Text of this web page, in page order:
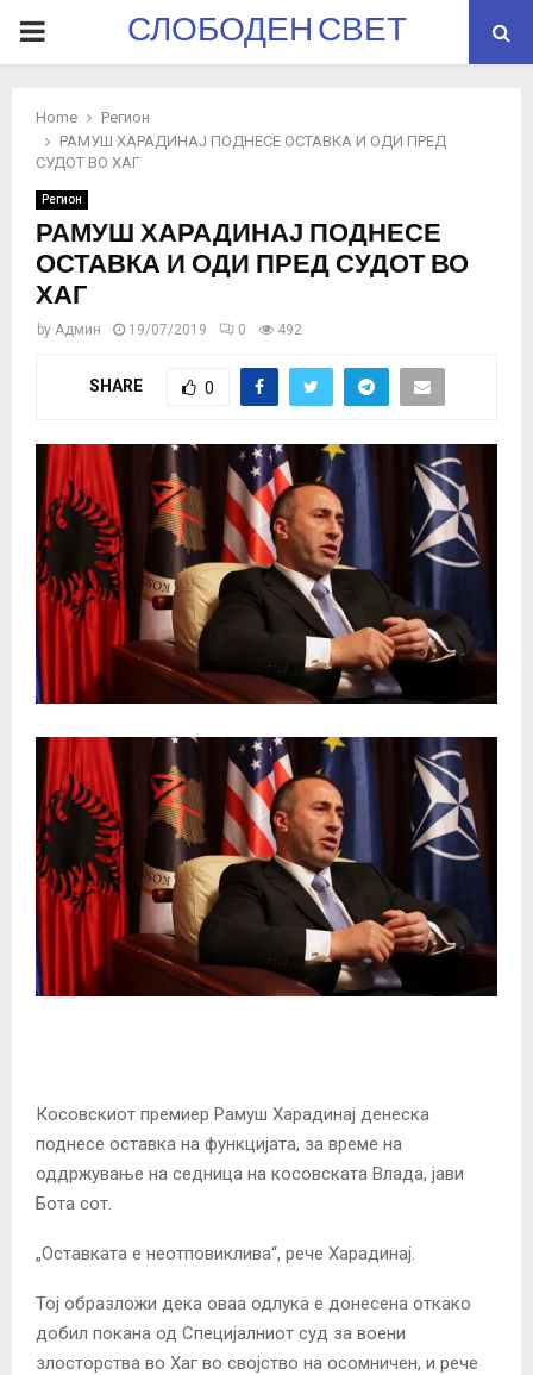
PRIMARYСЛОБОДЕН СВЕТ
Home
Регион
РАМУШ ХАРАДИНАЈ ПОДНЕСЕ ОСТАВКА И ОДИ ПРЕД
СУДОТ ВО ХАГ
Регион
РАМУШ ХАРАДИНАЈ ПОДНЕСЕ
ОСТАВКА И ОДИ ПРЕД СУДОТ ВО
ХАГ
by Админ 19/07/2019 0 492
SHARE 0
Косовскиот премиер Рамуш Харадинај денеска
поднесе оставка на функцијата, за време на
оддржување на седница на косовската Влада, јави
Бота сот.
„Оставката е неотповиклива“, рече Харадинај.
Тој образложи дека оваа одлука е донесена откако
добил покана од Специјалниот суд за воени
злосторства во Хаг во својство на осомничен, и рече